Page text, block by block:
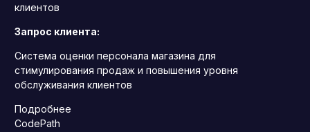
клиентов
Запрос клиента:
Система оценки персонала магазина для
стимулирования продаж и повышения уровня
обслуживания клиентов
Подробнее
CodePath